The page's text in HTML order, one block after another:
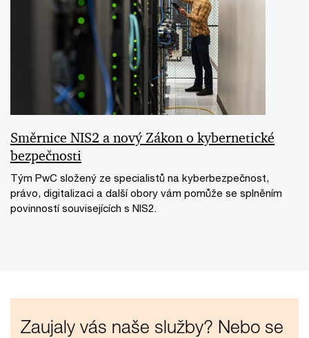
Směrnice NIS2 a nový Zákon o kybernetické
bezpečnosti
Tým PwC složený ze specialistů na kyberbezpečnost,
právo, digitalizaci a další obory vám pomůže se splněním
povinností souvisejících s NIS2.
Zaujaly vás naše služby? Nebo se